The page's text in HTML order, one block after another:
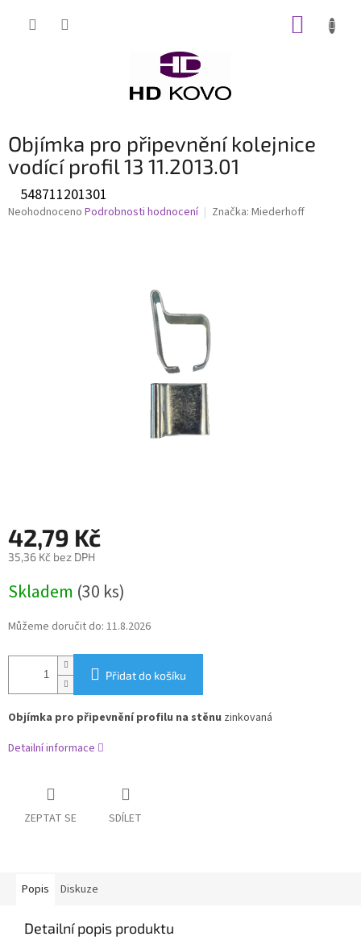
Objímka pro připevnění kolejnice
vodící profil 13 11.2013.01
548711201301
Průměrné
Neohodnoceno Podrobnosti hodnocení Značka: Miederhoff
42,79 Kč
35,36 Kč bez DPH
cena:
Skladem (30 ks)
Můžeme doručit do: 11.8.2026
Přidat do košíku
Objímka pro připevnění profilu na stěnu zinkovaná
Detailní informace
ZEPTAT SE SDÍLET
Popis Diskuze
Detailní popis produktu